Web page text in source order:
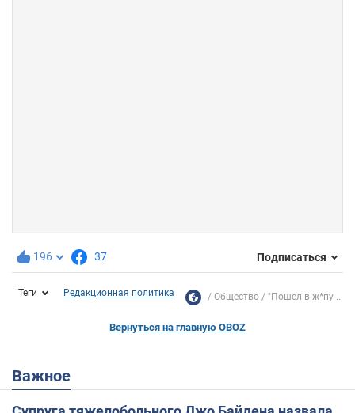
196 37 Подписаться
Теги Редакционная политика Общество "Пошел в ж*пу ...
Вернуться на главную OBOZ
Важное